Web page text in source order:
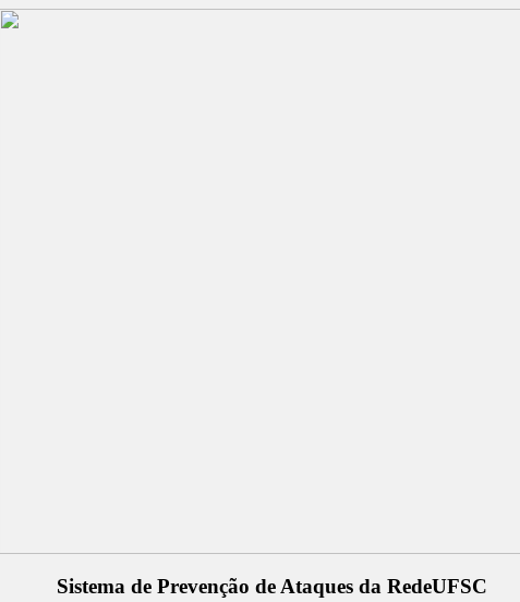
Sistema de Prevenção de Ataques da RedeUFSC